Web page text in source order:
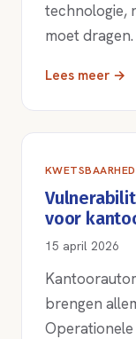
technologie,
moet dragen.
Lees meer →
voor
15 april 2026
brengen